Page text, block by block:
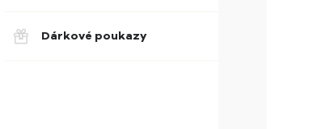
Dárkové poukazy